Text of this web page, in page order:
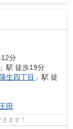
12分
」駅 徒歩19分
生四丁目 」駅 徒
田
ます！